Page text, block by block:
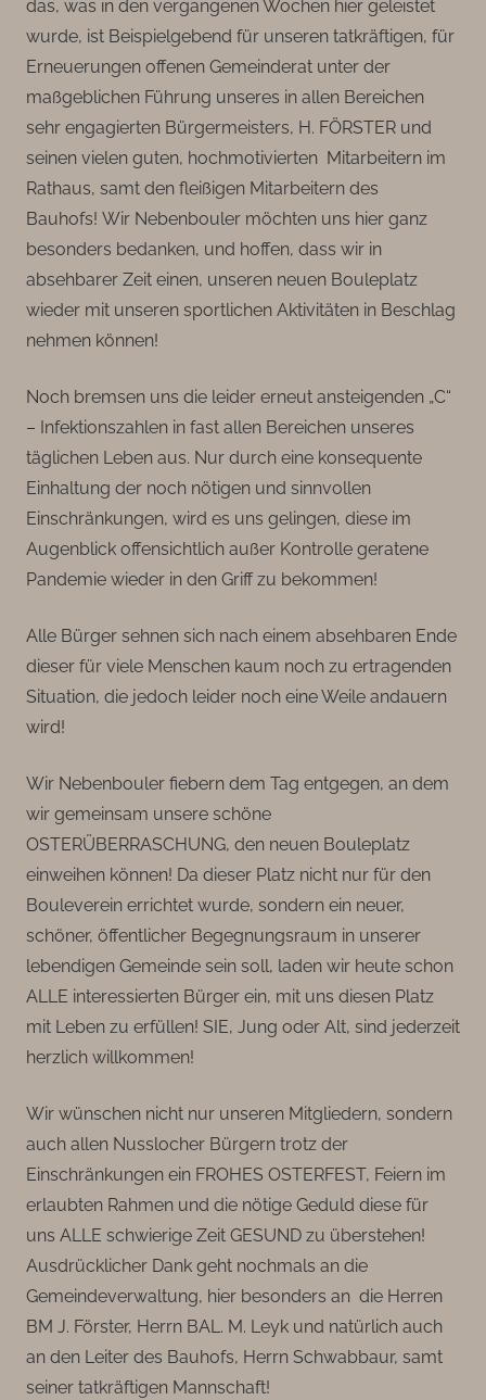
das, was in den vergangenen Wochen hier geleistet
wurde, ist Beispielgebend für unseren tatkräftigen, für
Erneuerungen offenen Gemeinderat unter der
maßgeblichen Führung unseres in allen Bereichen
sehr engagierten Bürgermeisters, H. FÖRSTER und
seinen vielen guten, hochmotivierten Mitarbeitern im
Rathaus, samt den fleißigen Mitarbeitern des
Bauhofs! Wir Nebenbouler möchten uns hier ganz
besonders bedanken, und hoffen, dass wir in
absehbarer Zeit einen, unseren neuen Bouleplatz
wieder mit unseren sportlichen Aktivitäten in Beschlag
nehmen können!
Noch bremsen uns die leider erneut ansteigenden „C“
– Infektionszahlen in fast allen Bereichen unseres
täglichen Leben aus. Nur durch eine konsequente
Einhaltung der noch nötigen und sinnvollen
Einschränkungen, wird es uns gelingen, diese im
Augenblick offensichtlich außer Kontrolle geratene
Pandemie wieder in den Griff zu bekommen!
Alle Bürger sehnen sich nach einem absehbaren Ende
dieser für viele Menschen kaum noch zu ertragenden
Situation, die jedoch leider noch eine Weile andauern
wird!
Wir Nebenbouler fiebern dem Tag entgegen, an dem
wir gemeinsam unsere schöne
OSTERÜBERRASCHUNG, den neuen Bouleplatz
einweihen können! Da dieser Platz nicht nur für den
Bouleverein errichtet wurde, sondern ein neuer,
schöner, öffentlicher Begegnungsraum in unserer
lebendigen Gemeinde sein soll, laden wir heute schon
ALLE interessierten Bürger ein, mit uns diesen Platz
mit Leben zu erfüllen! SIE, Jung oder Alt, sind jederzeit
herzlich willkommen!
Wir wünschen nicht nur unseren Mitgliedern, sondern
auch allen Nusslocher Bürgern trotz der
Einschränkungen ein FROHES OSTERFEST, Feiern im
erlaubten Rahmen und die nötige Geduld diese für
uns ALLE schwierige Zeit GESUND zu überstehen!
Ausdrücklicher Dank geht nochmals an die
Gemeindeverwaltung, hier besonders an die Herren
BM J. Förster, Herrn BAL. M. Leyk und natürlich auch
an den Leiter des Bauhofs, Herrn Schwabbaur, samt
seiner tatkräftigen Mannschaft!